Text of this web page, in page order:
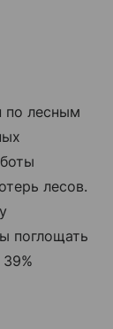
по лесным
лесов.
поглощать